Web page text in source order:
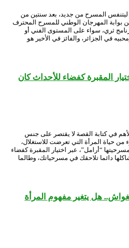
المسرح من جديد، بعد سنتين من
من بوابة المهرجان الوطني للمسرح المحترف
ببرنامج ثري، سواء على المستوى الفني أو
في الجزائر، والفائز في الأخير هو
المقبرة كفضاء للأحداث كان
في كتابة القصة لا يقتصر على جنس
من حياة المرأة التي تعرضت للاستغلال،
“أرامل”، عبر اختيار المقبرة كفضاء
دائما تلاحقك في مسرحياتك، وطالما
هل يتغير مفهوم المرأة